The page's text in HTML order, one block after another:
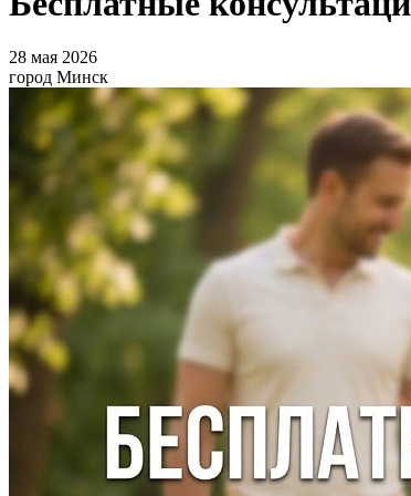
28 мая 2026
город Минск